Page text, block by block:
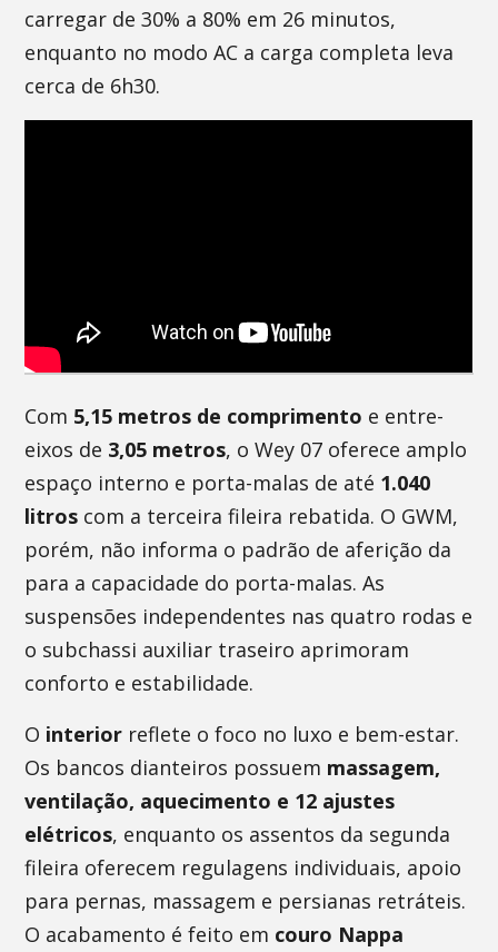
carregar de 30% a 80% em 26 minutos,
enquanto no modo AC a carga completa leva
cerca de 6h30.
Com 5,15 metros de comprimento e entre-
eixos de 3,05 metros, o Wey 07 oferece amplo
espaço interno e porta-malas de até 1.040
litros com a terceira fileira rebatida. O GWM,
porém, não informa o padrão de aferição da
para a capacidade do porta-malas. As
suspensões independentes nas quatro rodas e
o subchassi auxiliar traseiro aprimoram
conforto e estabilidade.
O interior reflete o foco no luxo e bem-estar.
Os bancos dianteiros possuem massagem,
ventilação, aquecimento e 12 ajustes
elétricos, enquanto os assentos da segunda
fileira oferecem regulagens individuais, apoio
para pernas, massagem e persianas retráteis.
O acabamento é feito em couro Nappa